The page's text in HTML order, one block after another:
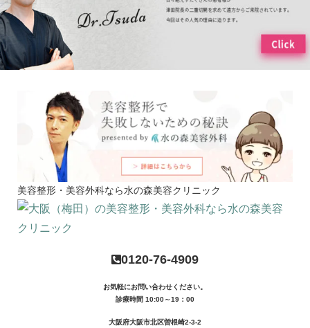
美容整形・美容外科なら水の森美容クリニック
0120-76-4909
お気軽にお問い合わせください。
診療時間 10:00～19：00
大阪府大阪市北区曽根崎2-3-2